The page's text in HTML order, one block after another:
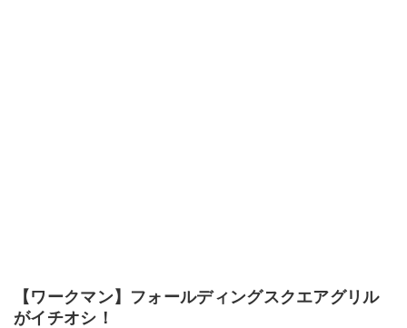
【ワークマン】フォールディングスクエアグリル
がイチオシ！